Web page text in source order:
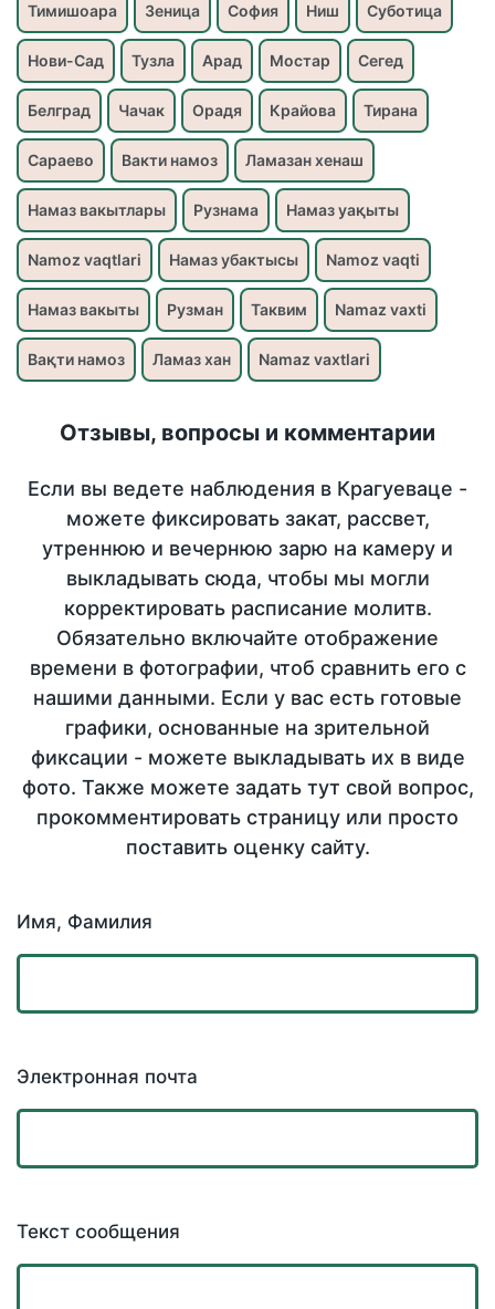
Тимишоара Зеница София Ниш Суботица
Нови-Сад Тузла Арад Мостар Сегед
Белград Чачак Орадя Крайова Тирана
Сараево Вакти намоз Ламазан хенаш
Намаз вакытлары Рузнама Намаз уақыты
Namoz vaqtlari Намаз убактысы Namoz vaqti
Намаз вакыты Рузман Таквим Namaz vaxti
Вақти намоз Ламаз хан Namaz vaxtlari
Отзывы, вопросы и комментарии
Если вы ведете наблюдения в Крагуеваце -
можете фиксировать закат, рассвет,
утреннюю и вечернюю зарю на камеру и
выкладывать сюда, чтобы мы могли
корректировать расписание молитв.
Обязательно включайте отображение
времени в фотографии, чтоб сравнить его с
нашими данными. Если у вас есть готовые
графики, основанные на зрительной
фиксации - можете выкладывать их в виде
фото. Также можете задать тут свой вопрос,
прокомментировать страницу или просто
поставить оценку сайту.
Имя, Фамилия
Электронная почта
Текст сообщения